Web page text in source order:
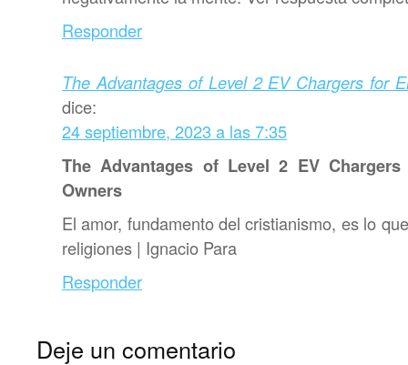
Responder
The Advantages of Level 2 EV Chargers for
dice:
24 septiembre, 2023 a las 7:35
The Advantages of Level 2 EV
Owners
El amor, fundamento del cristianismo, es lo
religiones | Ignacio Para
Responder
Deje un comentario